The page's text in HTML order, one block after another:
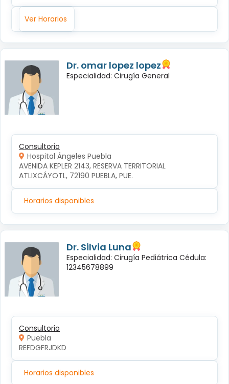
Ver Horarios
Dr. omar lopez lopez
Especialidad: Cirugía General
Consultorio
Hospital Ángeles Puebla
AVENIDA KEPLER 2143, RESERVA TERRITORIAL
ATLIXCÁYOTL, 72190 PUEBLA, PUE.
Horarios disponibles
Dr. Silvia Luna
Especialidad: Cirugía Pediátrica Cédula:
12345678899
Consultorio
Puebla
REFDGFRJDKD
Horarios disponibles